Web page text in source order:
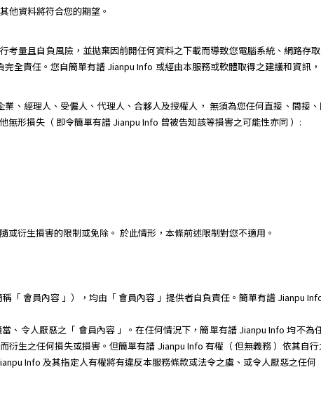
他資料將符合您的期望。
考量且自負風險，並拋棄因前開任何資料之下載而導致您電腦系統、網路存
全責任。您自簡單有譜 Jianpu Info 或經由本服務或軟體取得之建議和資訊
、經理人、受僱人、代理人、合夥人及授權人， 無須為您任何直接、間接
形損失（ 即令簡單有譜 Jianpu Info 曾被告知該等損害之可能性亦同 ）:
衍生損害的限制或免除。 於此情形，本條前述限制對您不適用。
「 會員內容 」），均由「 會員內容 」提供者自負責任。簡單有譜 Jianpu
、令人厭惡之「 會員內容 」。在任何情況下，簡單有譜 Jianpu Info 均不
衍生之任何損失或損害。但簡單有譜 Jianpu Info 有權（ 但無義務 ）依其自
Info 及其指定人有權將有違反本服務條款或法令之虞、或令人厭惡之任何